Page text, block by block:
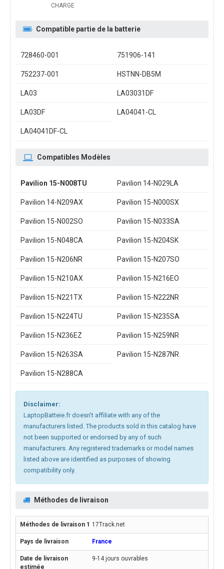
CHARGE
Compatible partie de la batterie
728460-001 751906-141
752237-001 HSTNN-DB5M
LA03 LA03031DF
LA03DF LA04041-CL
LA04041DF-CL
Compatibles Modèles
Pavilion 15-N008TU Pavilion 14-N029LA
Pavilion 14-N209AX Pavilion 15-N000SX
Pavilion 15-N002SO Pavilion 15-N033SA
Pavilion 15-N048CA Pavilion 15-N204SK
Pavilion 15-N206NR Pavilion 15-N207SO
Pavilion 15-N210AX Pavilion 15-N216EO
Pavilion 15-N221TX Pavilion 15-N222NR
Pavilion 15-N224TU Pavilion 15-N235SA
Pavilion 15-N236EZ Pavilion 15-N259NR
Pavilion 15-N263SA Pavilion 15-N287NR
Pavilion 15-N288CA
Disclaimer:
LaptopBatteie.fr doesn't affiliate with any of the
manufacturers listed. The products sold in this catalog have
not been supported or endorsed by any of such
manufacturers. Any registered trademarks or model names
listed above are identified as purposes of showing
compatibility only.
Méthodes de livraison
17Track.net
France
9-14 jours ouvrables